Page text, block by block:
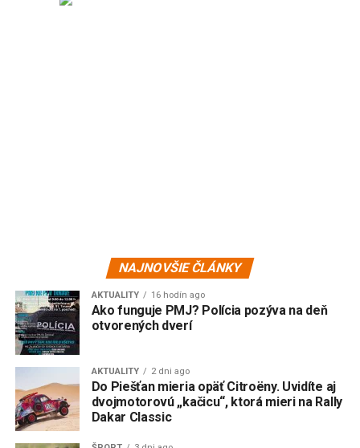
NAJNOVŠIE ČLÁNKY
AKTUALITY 16 hodín ago
Ako funguje PMJ? Polícia pozýva na deň
otvorených dverí
AKTUALITY 2 dni ago
Do Piešťan mieria opäť Citroëny. Uvidíte aj
dvojmotorovú „kačicu“, ktorá mieri na Rally
Dakar Classic